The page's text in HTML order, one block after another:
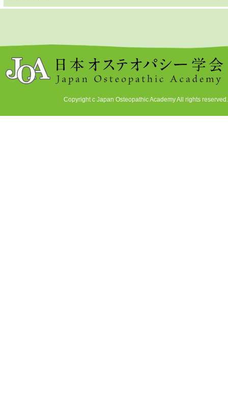
Copyright c Japan Osteopathic Academy All rights reserved.